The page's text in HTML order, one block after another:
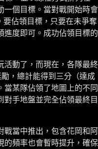
一個目標。當對戰開始時會
要佔領目標，只要在未爭奪
進度即可。成功佔領目標的
活動了，而現在，各隊最終
，總計能得到三分（達成
當某隊佔領了地圖上的不同
對手地盤並完全佔領最終目
戰當中推出，包含花岡和阿
的頻率也會暫時提升，確保